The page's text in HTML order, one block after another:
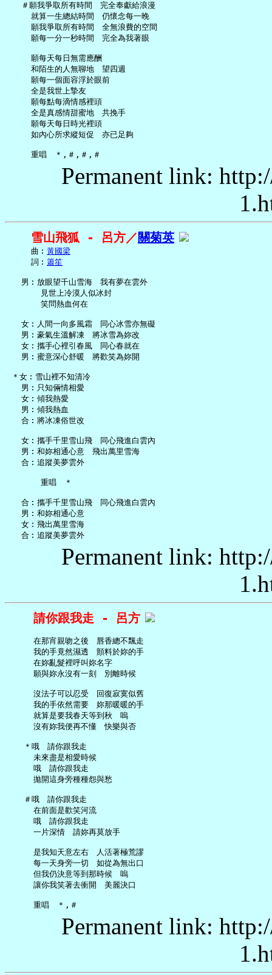
   ＃願我爭取所有時間　完全奉獻給浪漫
     就算一生總結時間　仍懷念每一晚
     願我爭取所有時間　全無浪費的空間
     願每一分一秒時間　完全為我著眼
     願每天每日無需應酬
     和陌生的人無聊地　望四週
     願每一個面容浮於眼前
     全是我世上摯友
     願每點每滴情感裡頭
     全是真感情甜蜜地　共挽手
     願每天每日時光裡頭
     如內心所求縱短促　亦已足夠
Permanent link:
雪山飛狐 - 呂方／ 關菊英
     曲︰
黃國梁
     詞︰
簫笙
   男︰放眼望千山雪海　我有夢在雲外
       見世上冷漠人似冰封
       笑問熱血何在
   女︰人間一向多風霜　同心冰雪亦無礙
   男︰豪氣生溫解凍　將冰雪為妳改
   女︰攜手心裡引春風　同心春就在
   男︰蜜意深心舒暖　將歡笑為妳開
＊女︰雪山裡不知清冷
   男︰只知倆情相愛
   女︰傾我熱愛
   男︰傾我熱血
   合︰將冰凍俗世改
   女︰攜手千里雪山飛　同心飛進白雲內
   男︰和妳相通心意　飛出萬里雪海
   合︰追蹤美夢雲外
       重唱　＊
   合︰攜手千里雪山飛　同心飛進白雲內
   男︰和妳相通心意
   女︰飛出萬里雪海
Permanent link:
請你跟我走 - 呂方
     在那宵親吻之後　唇香總不飄走
     我的手竟然濕透　顫料於妳的手
     在妳亂髮裡呼叫妳名字
     願與妳永沒有一刻　別離時候
     沒法子可以忍受　回復寂寞似舊
     我的手依然需要　妳那暖暖的手
     就算是要我春天等到秋　嗚
     沒有妳我便再不懂　快樂與否
   ＊哦　請你跟我走
     未來盡是相愛時候
     哦　請你跟我走
     拋開這身旁種種怨與愁
   ＃哦　請你跟我走
     在前面是歡笑河流
     哦　請你跟我走
     一片深情　請妳再莫放手
     是我知天意左右　人活著極荒謬
     每一天身旁一切　如從為無出口
     但我仍決意等到那時候　嗚
     讓你我笑著去衝開　美麗決口
Permanent link: